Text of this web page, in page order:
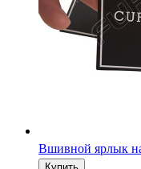
Вшивной ярлык